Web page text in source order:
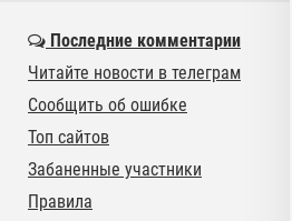
Последние комментарии
Читайте новости в телеграм
Сообщить об ошибке
Топ сайтов
Забаненные участники
Правила